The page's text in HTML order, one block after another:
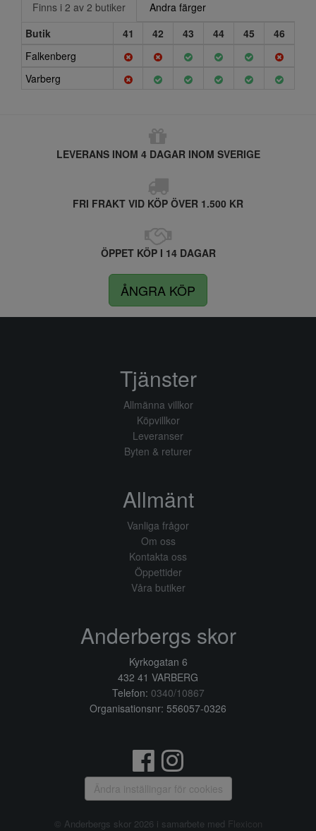
Finns i 2 av 2 butiker
Andra färger
Butik
41 42 43 44 45
46
Falkenberg
Varberg
LEVERANS INOM 4 DAGAR INOM SVERIGE
FRI FRAKT VID KÖP ÖVER 1.500 KR
ÖPPET KÖP I 14 DAGAR
ÅNGRA KÖP
Tjänster
Allmänna villkor
Köpvillkor
Leveranser
Byten & returer
Allmänt
Vanliga frågor
Om oss
Kontakta oss
Öppettider
Våra butiker
Anderbergs skor
Kyrkogatan 6
432 41 VARBERG
Telefon: 0340/10867
Organisationsnr: 556057-0326
Ändra inställingar för cookies
© Anderbergs skor 2026 i samarbete med Flexicon